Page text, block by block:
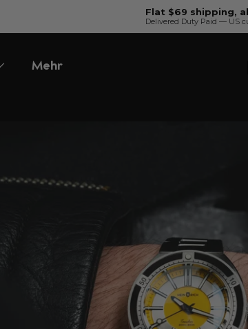
Flat $69 shipping,
Delivered Duty Paid — US
Mehr